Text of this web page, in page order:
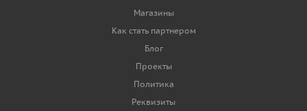
Магазины
Как стать партнером
Блог
Проекты
Политика
Реквизиты